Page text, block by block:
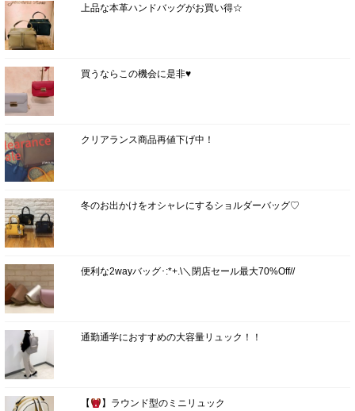
上品な本革ハンドバッグがお買い得☆
買うならこの機会に是非♥
クリアランス商品再値下げ中！
冬のお出かけをオシャレにするショルダーバッグ♡
便利な2wayバッグ･:*+.\＼閉店セール最大70%Off//
通勤通学におすすめの大容量リュック！！
【 】ラウンド型のミニリュック